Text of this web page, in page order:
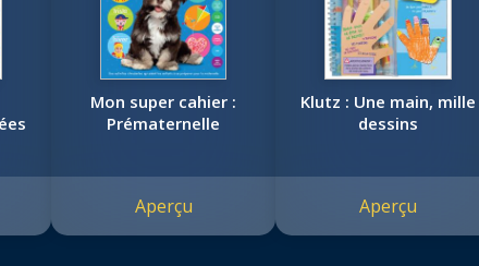
Mon super cahier :
Prématernelle
Aperçu
Klutz : Une main, mille
dessins
Aperçu